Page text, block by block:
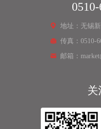
地址：无锡
传真：0510-
邮箱：
关